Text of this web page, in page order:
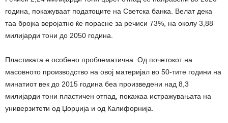
година, покажуваат податоците на Светска банка. Велат дека
таа бројка веројатно ќе порасне за речиси 73%, на околу 3,88
милијарди тони до 2050 година.
Пластиката е особено проблематична. Од почетокот на
масовното производство на овој материјал во 50-тите години на
минатиот век до 2015 година беа произведени над 8,3
милијарди тони пластичен отпад, покажаа истражувањата на
универзитети од Џорџија и од Калифорнија.